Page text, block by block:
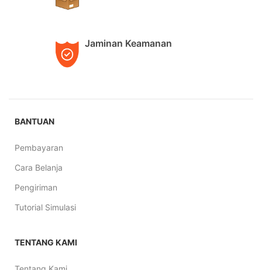
Jaminan Keamanan
BANTUAN
Pembayaran
Cara Belanja
Pengiriman
Tutorial Simulasi
TENTANG KAMI